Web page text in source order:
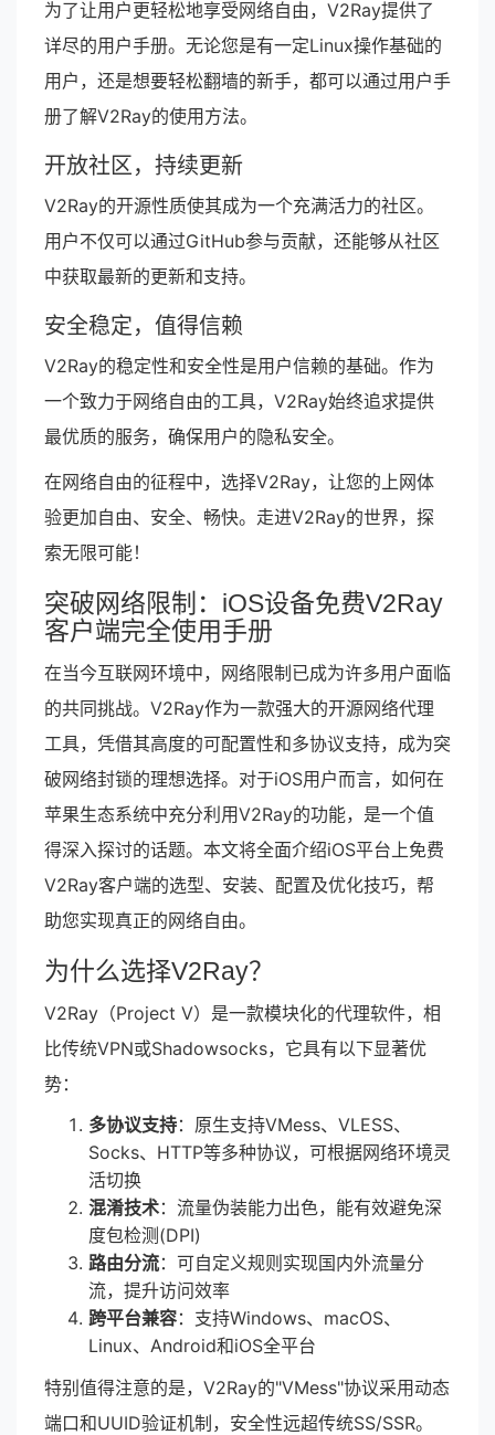
为了让用户更轻松地享受网络自由，V2Ray提供了
详尽的用户手册。无论您是有一定Linux操作基础的
用户，还是想要轻松翻墙的新手，都可以通过用户手
册了解V2Ray的使用方法。
开放社区，持续更新
V2Ray的开源性质使其成为一个充满活力的社区。
用户不仅可以通过GitHub参与贡献，还能够从社区
中获取最新的更新和支持。
安全稳定，值得信赖
V2Ray的稳定性和安全性是用户信赖的基础。作为
一个致力于网络自由的工具，V2Ray始终追求提供
最优质的服务，确保用户的隐私安全。
在网络自由的征程中，选择V2Ray，让您的上网体
验更加自由、安全、畅快。走进V2Ray的世界，探
索无限可能！
突破网络限制：iOS设备免费V2Ray
客户端完全使用手册
在当今互联网环境中，网络限制已成为许多用户面临
的共同挑战。V2Ray作为一款强大的开源网络代理
工具，凭借其高度的可配置性和多协议支持，成为突
破网络封锁的理想选择。对于iOS用户而言，如何在
苹果生态系统中充分利用V2Ray的功能，是一个值
得深入探讨的话题。本文将全面介绍iOS平台上免费
V2Ray客户端的选型、安装、配置及优化技巧，帮
助您实现真正的网络自由。
为什么选择V2Ray？
V2Ray（Project V）是一款模块化的代理软件，相
比传统VPN或Shadowsocks，它具有以下显著优
势：
多协议支持：原生支持VMess、VLESS、
Socks、HTTP等多种协议，可根据网络环境灵
活切换
混淆技术：流量伪装能力出色，能有效避免深
度包检测(DPI)
路由分流：可自定义规则实现国内外流量分
流，提升访问效率
跨平台兼容：支持Windows、macOS、
Linux、Android和iOS全平台
特别值得注意的是，V2Ray的"VMess"协议采用动态
端口和UUID验证机制，安全性远超传统SS/SSR。